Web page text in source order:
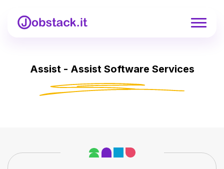
Assist - Assist Software Services